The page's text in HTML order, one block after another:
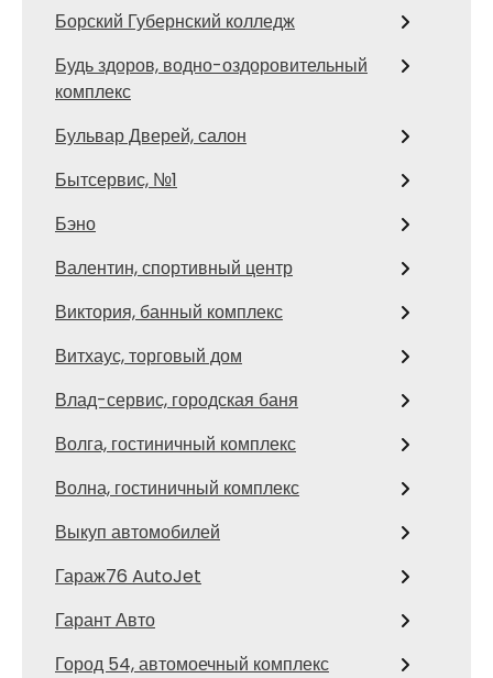
Борский Губернский колледж
Будь здоров, водно-оздоровительный
комплекс
Бульвар Дверей, салон
Бытсервис, №1
Бэно
Валентин, спортивный центр
Виктория, банный комплекс
Витхаус, торговый дом
Влад-сервис, городская баня
Волга, гостиничный комплекс
Волна, гостиничный комплекс
Выкуп автомобилей
Гараж76 AutoJet
Гарант Авто
Город 54, автомоечный комплекс